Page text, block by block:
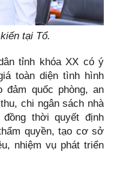
tại Tổ.
tỉnh khóa XX có ý
toàn diện tình hình
quốc phòng, an
chi ngân sách nhà
thời quyết định
quyền, tạo cơ sở
nhiệm vụ phát triển